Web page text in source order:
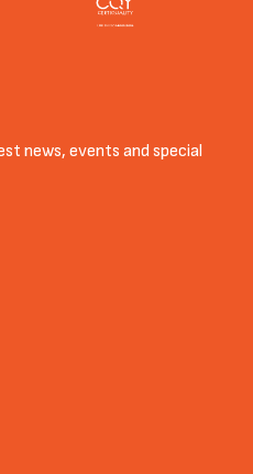
news, events and special